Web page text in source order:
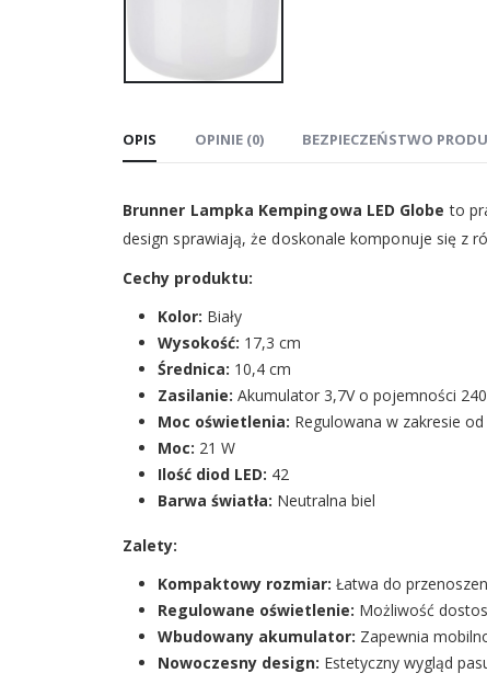
OPIS OPINIE (0) BEZPIECZEŃSTWO
Brunner Lampka Kempingowa LED Globe to
design sprawiają, że doskonale komponuje się z
Cechy produktu:
Kolor: Biały
Wysokość: 17,3 cm
Średnica: 10,4 cm
Zasilanie: Akumulator 3,7V o pojemności
Moc oświetlenia: Regulowana w zakresie
Moc: 21 W
Ilość diod LED: 42
Barwa światła: Neutralna biel
Zalety:
Kompaktowy rozmiar: Łatwa do
Regulowane oświetlenie: Możliwość
Wbudowany akumulator: Zapewnia
Nowoczesny design: Estetyczny wygląd